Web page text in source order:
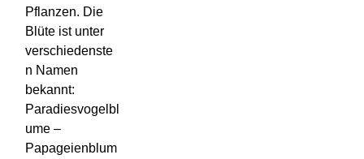
Pflanzen. Die
Blüte ist unter
verschiedenste
n Namen
bekannt:
Paradiesvogelbl
ume –
Papageienblum